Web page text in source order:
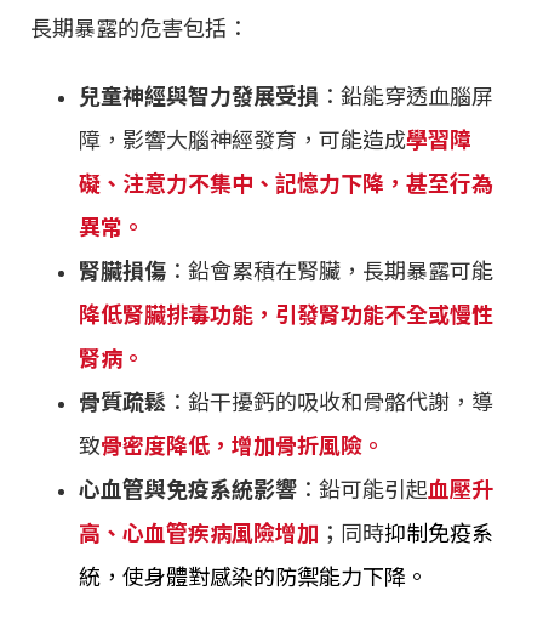
長期暴露的危害包括：
兒童神經與智力發展受損 ：鉛能穿透血腦屏
障，影響大腦神經發育，可能造成學習障
礙、注意力不集中、記憶力下降，甚至行為
異常。
腎臟損傷 ：鉛會累積在腎臟，長期暴露可能
降低腎臟排毒功能，引發腎功能不全或慢性
腎病。
骨質疏鬆 ：鉛干擾鈣的吸收和骨骼代謝，導
致骨密度降低，增加骨折風險。
心血管與免疫系統影響 ：鉛可能引起血壓升
高、心血管疾病風險增加 ；同時抑制免疫系
統，使身體對感染的防禦能力下降。